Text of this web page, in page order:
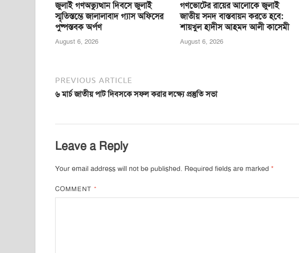
জুলাই গণঅভ্যুত্থান দিবসে জুলাই
স্মৃতিস্তম্ভে জালালাবাদ গ্যাস অফিসের
পুষ্পস্তবক অর্পণ
August 6, 2026
গণভোটের রায়ের আলোকে জুলাই
জাতীয় সনদ বাস্তবায়ন করতে হবে:
শায়খুল হাদীস আহমদ আলী কাসেমী
August 6, 2026
PREVIOUS ARTICLE
৬ মার্চ জাতীয় পাট দিবসকে সফল করার লক্ষ্যে প্রস্তুতি সভা
Leave a Reply
Your email address will not be published. Required fields are marked *
COMMENT*